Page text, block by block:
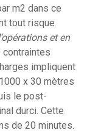
m2 dans ce
tout risque
et en
impliquent
x 30 mètres
le post-
durci. Cette
de 20 minutes.